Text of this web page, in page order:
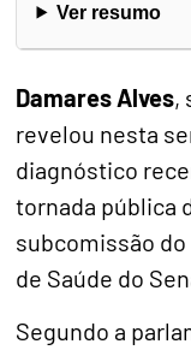
Ver resumo
Damares Alves,
revelou nesta
diagnóstico
tornada pública
subcomissão do
de Saúde do
Segundo a